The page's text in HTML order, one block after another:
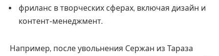
фриланс в творческих сферах, включая дизайн и
контент-менеджмент.
Например, после увольнения Сержан из Тараза